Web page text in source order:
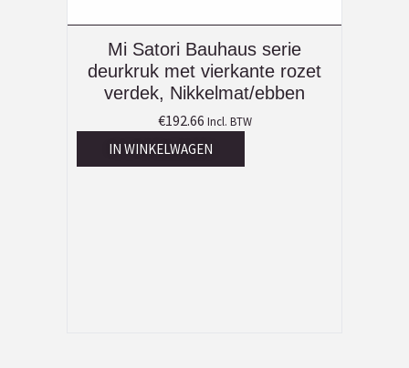
Mi Satori Bauhaus serie
deurkruk met vierkante rozet
verdek, Nikkelmat/ebben
€192.66 Incl. BTW
IN WINKELWAGEN